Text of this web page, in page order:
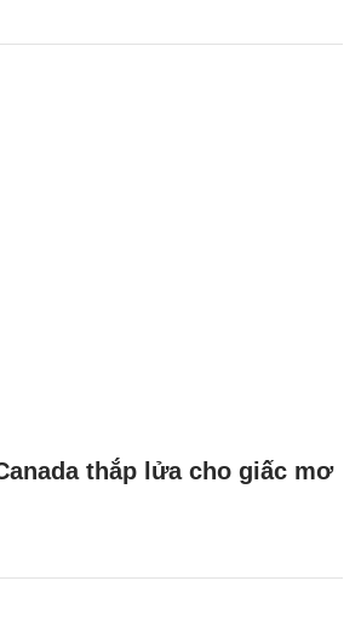
thắp lửa cho giấc mơ